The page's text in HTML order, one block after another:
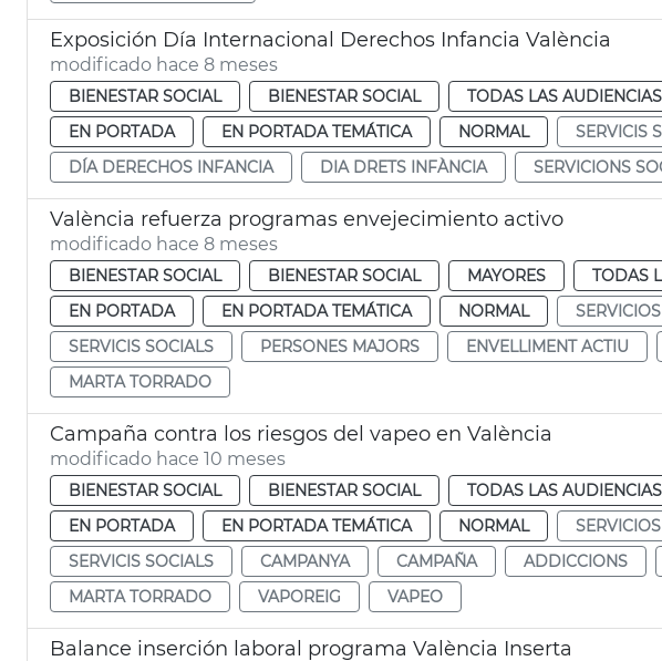
Exposición Día Internacional Derechos Infancia València
modificado hace 8 meses
BIENESTAR SOCIAL BIENESTAR SOCIAL TODAS LAS AUDIENCIAS
EN PORTADA
EN PORTADA TEMÁTICA NORMAL SERVICIS
DÍA DERECHOS INFANCIA
DIA DRETS INFÀNCIA SERVICIONS
València refuerza programas envejecimiento activo
modificado hace 8 meses
BIENESTAR SOCIAL BIENESTAR SOCIAL MAYORES TODAS
EN PORTADA
EN PORTADA TEMÁTICA NORMAL
SERVICIS SOCIALS
PERSONES MAJORS ENVELLIMENT ACTIU
MARTA TORRADO
Campaña contra los riesgos del vapeo en València
modificado hace 10 meses
BIENESTAR SOCIAL BIENESTAR SOCIAL TODAS LAS AUDIENCIAS
EN PORTADA
EN PORTADA TEMÁTICA NORMAL
SERVICIS SOCIALS
CAMPANYA CAMPAÑA ADDICCIONS
MARTA TORRADO
VAPOREIG VAPEO
Balance inserción laboral programa València Inserta